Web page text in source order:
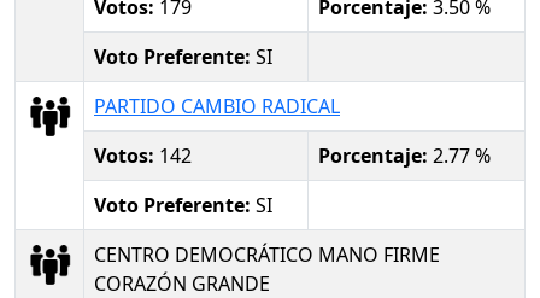
Votos: 179 Porcentaje: 3.50 %
Voto Preferente: SI
PARTIDO CAMBIO RADICAL
Votos: 142 Porcentaje: 2.77 %
Voto Preferente: SI
CENTRO DEMOCRÁTICO MANO FIRME
CORAZÓN GRANDE